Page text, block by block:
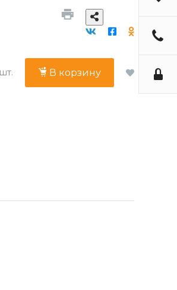
шт. В корзину